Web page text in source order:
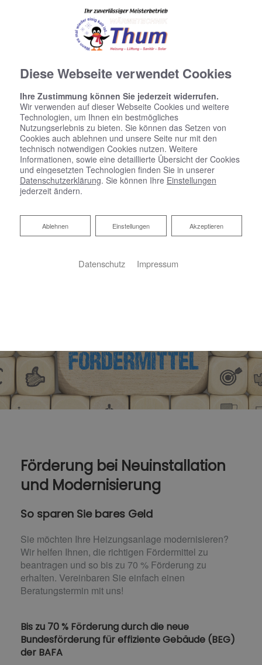
Förderung bei Neuinstallation
und Modernisierung
So sparen Sie bares Geld
Sie möchten Ihre Heizungsanlage modernisieren?
Wir helfen Ihnen, die richtigen Fördermittel zu
beantragen und so bis zu 70 % Förderung zu
erhalten. Vereinbaren Sie einfach einen
Beratungstermin mit uns!
Bis zu 70 % Förderung durch die neue
Bundesförderung für effiziente Gebäude (BEG)
der BAFA
Diese Webseite verwendet Cookies
Ihre Zustimmung können Sie jederzeit widerrufen.
Wir verwenden auf dieser Webseite Cookies und weitere
Technologien, um Ihnen ein bestmögliches
Nutzungserlebnis zu bieten. Sie können das Setzen von
Cookies auch ablehnen und unsere Seite nur mit den
technisch notwendigen Cookies nutzen. Weitere
Informationen, sowie eine detaillierte Übersicht der Cookies
und eingesetzten Technologien finden Sie in unserer
Datenschutzerklärung. Sie können Ihre Einstellungen
jederzeit ändern.
Akzeptieren
Einstellungen
Ablehnen
Ablehnen
Datenschutz Impressum